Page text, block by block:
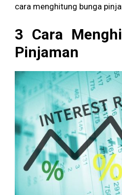
cara menghitung bunga
3 Cara
Pinjaman